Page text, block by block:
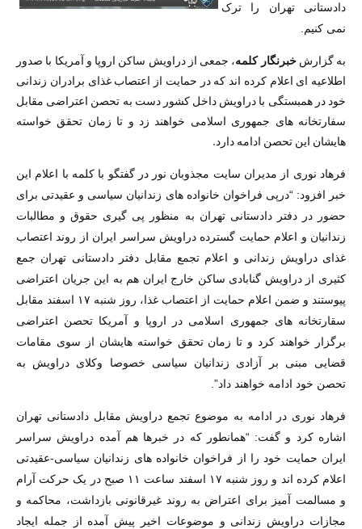
دادستانی تهران را ترک
نمی کنیم.
به گزارشخبرنگار کلمه، جمعی از دراویش ساکن اروپا و آمریکا با صدور
اطلاعیه ای اعلام کرده اند که در حمایت از اعتصاب غذای برادران زندانی
خود در همبستگی با دراویش داخل کشور دست به تحصن اعتراضی مقابل
سفارتخانه های جمهوری اسلامی خواهند زد و تا زمان تحقق خواسته
هایشان این تحصن ادامه دارد.
فرهاد نوری از مدیران سایت مجذوبان نور در گفتگو با کلمه با اعلام این
خبر افزود: “درپی فراخوان خانواده های زندانیان سیاسی و عقیدتی برای
حضور در دفتر دادستانی تهران به منظور پی گیری حقوق و مطالبات
زندانیان و اعلام حمایت گسترده دراویش سراسر ایران از روند اعتصاب
غذای دراویش زندانی و اعلام تجمع مقابل دفتر دادستانی تهران جمع
کثیری از دراویش گنابادی ساکن خارج ایران هم به این جریان اعتراضی
پیوستند و ضمن اعلام حمایت از اعتصاب غذا، روز شنبه ۱۷ اسفند مقابل
سقارتخانه های جمهوری اسلامی در اروپا و آمریکا تحصن اعتراضی
برگزار خواهند کرد و تا زمان تحقق خواسته هایشان از سوی مقامات
قضایی مبنی بر آزادی زندانیان سیاسی خصوصا وکلای دراویش به
تحصن خود ادامه خواهند داد”.
فرهاد نوری در ادامه به موضوع تجمع دراویش مقابل دادستانی تهران
اشاره کرد و گفت: “همانطور که در خبرها هم آمده دراویش سراسر
ایران حمایت خود را از فراخوان خانواده های زندانیان سیاسی-عقیدتی
اعلام کرده اند و روز شنبه ۱۷ اسفند ساعت ۱۱ صبح در یک حرکت آرام
و مسالمت آمیز برای اعتراض به روند غیرقانونی بازداشت، محاکمه و
مجازات دراویش زندانی و موضوعات اخیر پیش آمده از جمله ایجاد